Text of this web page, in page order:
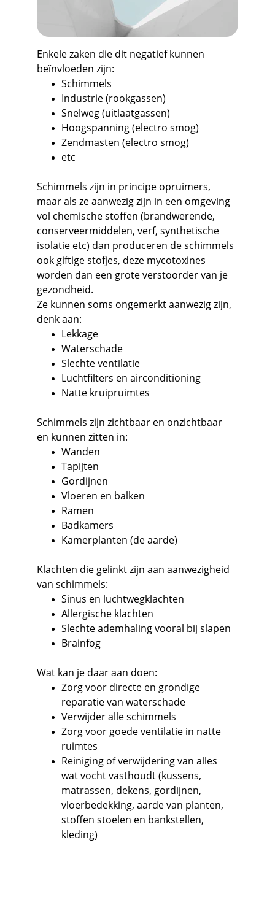
Enkele zaken die dit negatief kunnen
beïnvloeden zijn:
Schimmels
Industrie (rookgassen)
Snelweg (uitlaatgassen)
Hoogspanning (electro smog)
Zendmasten (electro smog)
etc
Schimmels zijn in principe opruimers,
maar als ze aanwezig zijn in een omgeving
vol chemische stoffen (brandwerende,
conserveermiddelen, verf, synthetische
isolatie etc) dan produceren de schimmels
ook giftige stofjes, deze mycotoxines
worden dan een grote verstoorder van je
gezondheid.
Ze kunnen soms ongemerkt aanwezig zijn,
denk aan:
Lekkage
Waterschade
Slechte ventilatie
Luchtfilters en airconditioning
Natte kruipruimtes
Schimmels zijn zichtbaar en onzichtbaar
en kunnen zitten in:
Wanden
Tapijten
Gordijnen
Vloeren en balken
Ramen
Badkamers
Kamerplanten (de aarde)
Klachten die gelinkt zijn aan aanwezigheid
van schimmels:
Sinus en luchtwegklachten
Allergische klachten
Slechte ademhaling vooral bij slapen
Brainfog
Wat kan je daar aan doen:
Zorg voor directe en grondige
reparatie van waterschade
Verwijder alle schimmels
Zorg voor goede ventilatie in natte
ruimtes
Reiniging of verwijdering van alles
wat vocht vasthoudt (kussens,
matrassen, dekens, gordijnen,
vloerbedekking, aarde van planten,
stoffen stoelen en bankstellen,
kleding)